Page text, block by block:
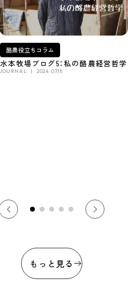
酪農役立ちコラム
水本牧場ブログ5：私の酪農経営哲学
JOURNAL 2024.07.18
もっと見る